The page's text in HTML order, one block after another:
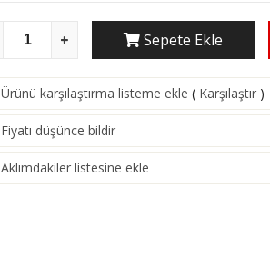
Sepete Ekle
Ürünü karşılaştırma listeme ekle ( Karşılaştır )
Fiyatı düşünce bildir
Aklımdakiler listesine ekle